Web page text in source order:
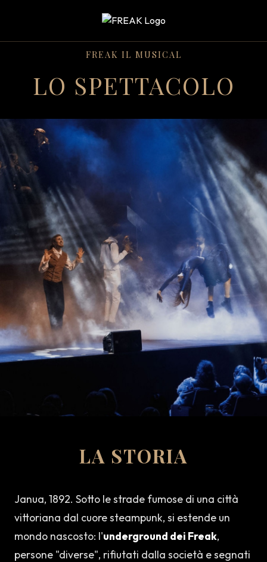
FREAK IL MUSICAL
LO SPETTACOLO
LA STORIA
Janua, 1892. Sotto le strade fumose di una città
vittoriana dal cuore steampunk, si estende un
mondo nascosto: l'underground dei Freak,
persone "diverse", rifiutati dalla società e segnati